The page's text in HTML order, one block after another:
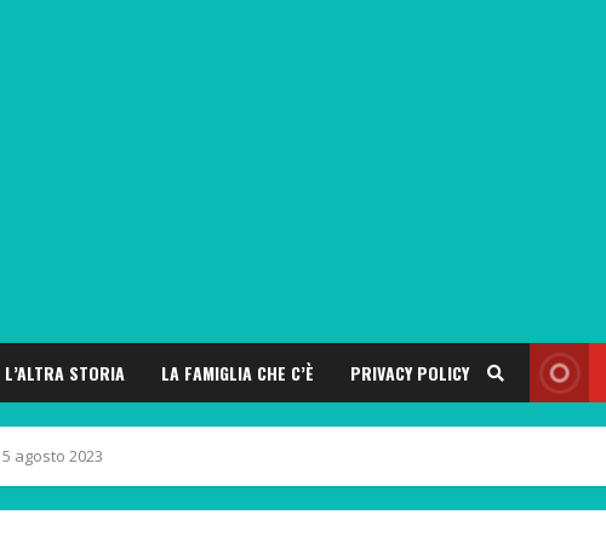
L’ALTRA STORIA LA FAMIGLIA CHE C’È PRIVACY POLICY
agosto 2023